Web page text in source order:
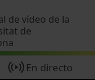
de vídeo de la
de
En directo